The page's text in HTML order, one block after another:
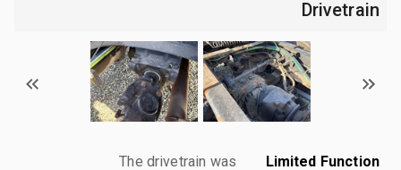
Drivetrain
Limited Function
The drivetrain was